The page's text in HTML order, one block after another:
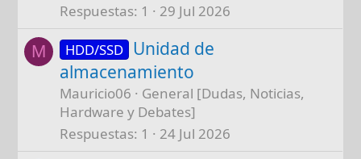
Respuestas 1 29 Jul 2026
M HDD/SSD Unidad de
almacenamiento
Mauricio06
General [Dudas, Noticias,
Hardware y Debates]
Respuestas 1 24 Jul 2026